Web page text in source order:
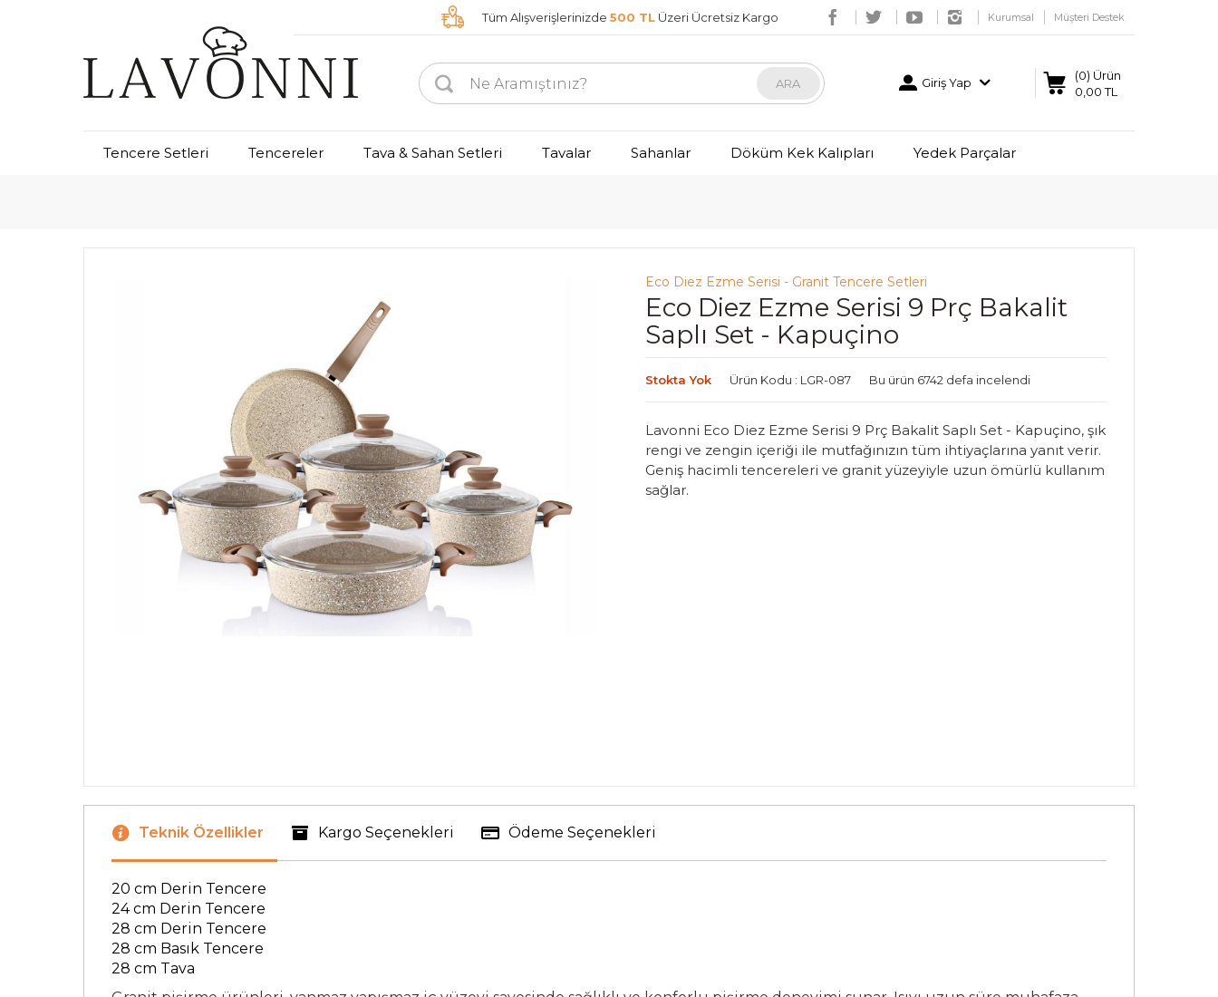
Tüm Alışverişlerinizde 500 TLÜzeri Ücretsiz Kargo Kurumsal Müşteri Destek
ARA Giriş Yap
(0) Ürün
0,00 TL
Tencere Setleri Tencereler Tava & Sahan Setleri Tavalar Sahanlar Döküm Kek Kalıpları Yedek Parçalar
Eco Diez Ezme Serisi - Granit Tencere Setleri
Eco Diez Ezme Serisi 9 Prç Bakalit
Saplı Set - Kapuçino
Stokta Yok Ürün Kodu : LGR-087 Bu ürün 6742 defa incelendi
Lavonni Eco Diez Ezme Serisi 9 Prç Bakalit Saplı Set - Kapuçino, şık
rengi ve zengin içeriği ile mutfağınızın tüm ihtiyaçlarına yanıt verir.
Geniş hacimli tencereleri ve granit yüzeyiyle uzun ömürlü kullanım
sağlar.
Teknik Özellikler Kargo Seçenekleri Ödeme Seçenekleri
20 cm Derin Tencere
24 cm Derin Tencere
28 cm Derin Tencere
28 cm Basık Tencere
28 cm Tava